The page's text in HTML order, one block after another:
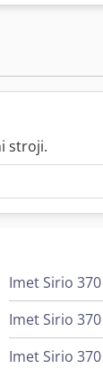
připojení 7
tech. Údaje viz
stroji.
Imet Sirio 370
Imet Sirio
Imet Sirio 370